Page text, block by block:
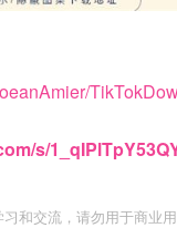
s/
和交流，请勿用于商业